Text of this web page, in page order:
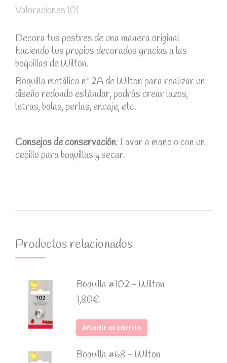
Valoraciones (0)
Decora tus postres de una manera original
haciendo tus propios decorados gracias a las
boquillas de Wilton.
Boquilla metálica nº 2A de Wilton para realizar un
diseño redondo estándar, podrás crear lazos,
letras, bolas, perlas, encaje, etc.
Consejos de conservación: Lavar a mano o con un
cepillo para boquillas y secar.
Productos relacionados
Boquilla #102 - Wilton
1,80€
Añadir al carrito
Boquilla #68 - Wilton